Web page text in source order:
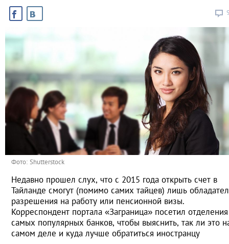
Фото: Shutterstock
Недавно прошел слух, что с 2015 года открыть счет в
Тайланде смогут (помимо самих тайцев) лишь
разрешения на работу или пенсионной визы.
Корреспондент портала «Заграница» посетил отделения
самых популярных банков, чтобы выяснить, так ли это
самом деле и куда лучше обратиться иностранцу